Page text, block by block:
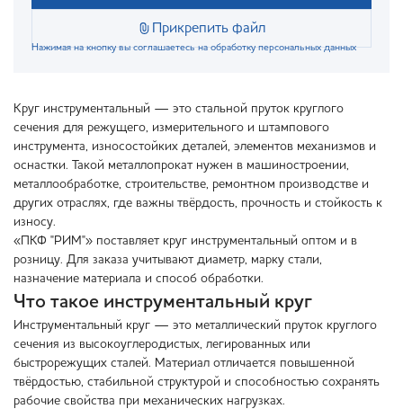
Прикрепить файл
Нажимая на кнопку вы соглашаетесь на обработку персональных данных
Круг инструментальный — это стальной пруток круглого
сечения для режущего, измерительного и штампового
инструмента, износостойких деталей, элементов механизмов и
оснастки. Такой металлопрокат нужен в машиностроении,
металлообработке, строительстве, ремонтном производстве и
других отраслях, где важны твёрдость, прочность и стойкость к
износу.
«ПКФ "РИМ"» поставляет круг инструментальный оптом и в
розницу. Для заказа учитывают диаметр, марку стали,
назначение материала и способ обработки.
Что такое инструментальный круг
Инструментальный круг — это металлический пруток круглого
сечения из высокоуглеродистых, легированных или
быстрорежущих сталей. Материал отличается повышенной
твёрдостью, стабильной структурой и способностью сохранять
рабочие свойства при механических нагрузках.